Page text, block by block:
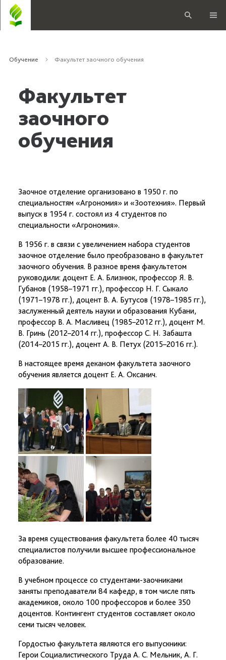
Обучение Факультет заочного обучения
Факультет
заочного
обучения
Заочное отделение организовано в 1950 г. по
специальностям «Агрономия» и «Зоотехния». Первый
выпуск в 1954 г. состоял из 4 студентов по
специальности «Агрономия».
В 1956 г. в связи с увеличением набора студентов
заочное отделение было преобразовано в факультет
заочного обучения. В разное время факультетом
руководили: доцент Е. А. Близнюк, профессор Я. В.
Губанов (1958–1971 гг.), профессор Н. Г. Сыкало
(1971–1978 гг.), доцент В. А. Бутусов (1978–1985 гг.),
заслуженный деятель науки и образования Кубани,
профессор В. А. Масливец (1985–2012 гг.), доцент М.
В. Гринь (2012–2014 гг.), профессор С. Н. Забашта
(2014–2015 гг.), доцент А. В. Петух (2015–2016 гг.).
В настоящее время деканом факультета заочного
обучения является доцент Е. А. Оксанич.
За время существования факультета более 40 тысяч
специалистов получили высшее профессиональное
образование.
В учебном процессе со студентами-заочниками
заняты преподаватели 84 кафедр, в том числе пять
академиков, около 100 профессоров и более 350
доцентов. Контингент студентов составляет около
семи тысяч человек.
Гордостью факультета являются его выпускники:
Герои Социалистического Труда А. С. Мельник, А. Г.